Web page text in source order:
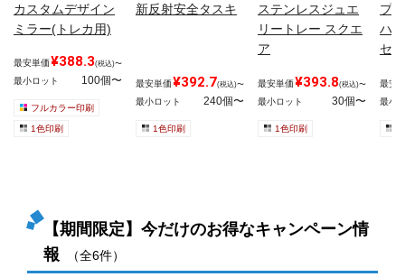
カスタムデザイン
ミラー(トレカ用)
最安単価¥388.3(税込)〜
最小ロット 100個〜
フルカラー印刷
1色印刷
新反射安全タスキ
最安単価¥392.7(税込)〜
最小ロット 240個〜
1色印刷
ステンレスジュエ
リートレー スクエ
ア
最安単価¥393.8(税込)〜
最小ロット 30個〜
1色印刷
プ
ハ
セ
最安
最小
【期間限定】今だけのお得なキャンペーン情
報
（全6件）